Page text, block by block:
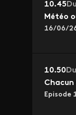
10.45
Météo
16/06/
10.50
Episode